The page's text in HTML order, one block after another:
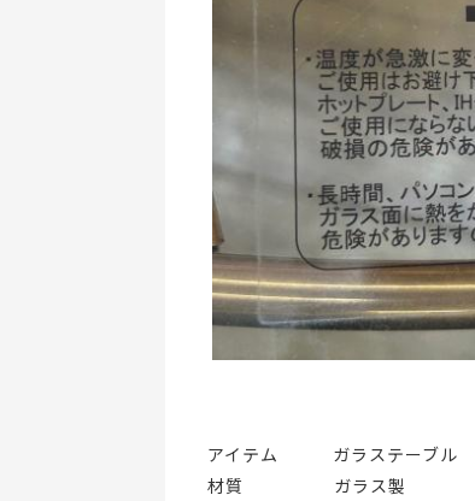
アイテム   ガラステーブル
材質     ガラス製